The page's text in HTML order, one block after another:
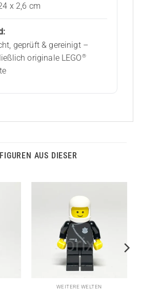
x 2,6 cm
geprüft & gereinigt –
originale LEGO®
AUS DIESER
WEITERE WELTEN